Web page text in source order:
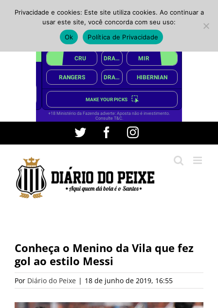
conteúdo
Twitter FacebookInstagram
Conheça o Menino da Vila que fez
gol ao estilo Messi
Por Diário do Peixe | 18 de junho de 2019, 16:55
Privacidade e cookies: Este site utiliza cookies. Ao continuar a
usar este site, você concorda com seu uso:
Ok
Política de Privacidade